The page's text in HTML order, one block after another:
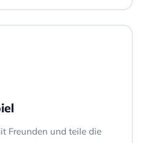
Freunden und teile die